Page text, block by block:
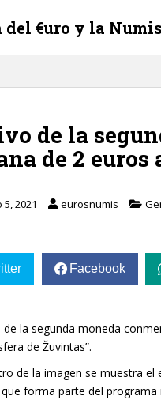
del €uro y la
de la
de 2 euros
2021 eurosnumis
Facebook
de la segunda moneda
de Žuvintas”.
de la imagen se muestra
forma parte del programa